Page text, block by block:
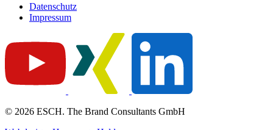
Datenschutz
Impressum
© 2026 ESCH. The Brand Consultants GmbH